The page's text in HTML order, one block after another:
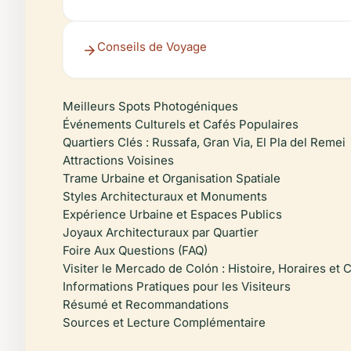
Conseils de Voyage
Meilleurs Spots Photogéniques
Événements Culturels et Cafés Populaires
Quartiers Clés : Russafa, Gran Via, El Pla del Remei
Attractions Voisines
Trame Urbaine et Organisation Spatiale
Styles Architecturaux et Monuments
Expérience Urbaine et Espaces Publics
Joyaux Architecturaux par Quartier
Foire Aux Questions (FAQ)
Visiter le Mercado de Colón : Histoire, Horaires et
Informations Pratiques pour les Visiteurs
Résumé et Recommandations
Sources et Lecture Complémentaire